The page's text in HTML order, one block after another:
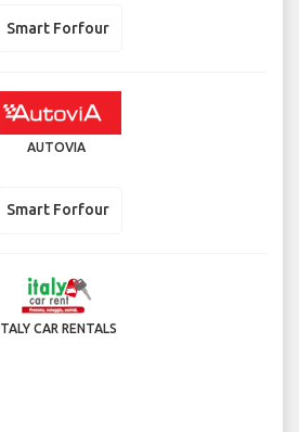
Smart Forfour
AUTOVIA
Smart Forfour
ITALY CAR RENTALS